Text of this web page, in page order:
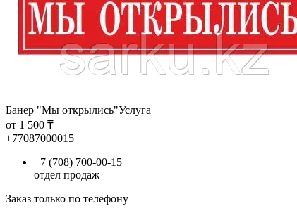
Банер "Мы открылись"Услуга
от 1 500 ₸
+77087000015
+7 (708) 700-00-15
отдел продаж
Заказ только по телефону